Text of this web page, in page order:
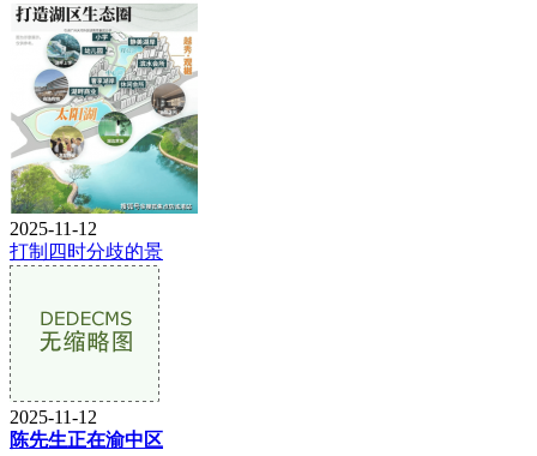
2025-11-12
打制四时分歧的景
2025-11-12
陈先生正在渝中区